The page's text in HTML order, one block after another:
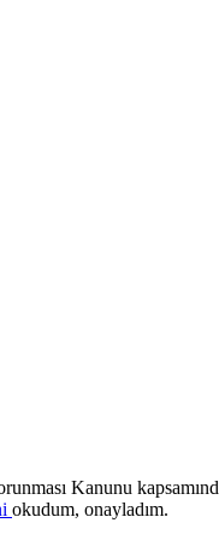
Kanunu
okudum, onayladım.